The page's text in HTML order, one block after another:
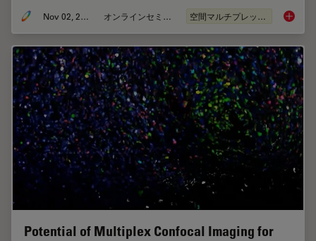
Nov 02, 2023 オンラインセミナー 空間マルチプレックス
Potential of Multiplex Confocal Imaging for